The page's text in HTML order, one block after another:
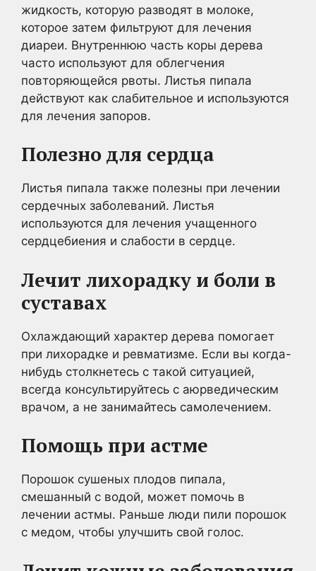
жидкость, которую разводят в молоке,
которое затем фильтруют для лечения
диареи. Внутреннюю часть коры дерева
часто используют для облегчения
повторяющейся рвоты. Листья пипала
действуют как слабительное и используются
для лечения запоров.
Полезно для сердца
Листья пипала также полезны при лечении
сердечных заболеваний. Листья
используются для лечения учащенного
сердцебиения и слабости в сердце.
Лечит лихорадку и боли в
суставах
Охлаждающий характер дерева помогает
при лихорадке и ревматизме. Если вы когда-
нибудь столкнетесь с такой ситуацией,
всегда консультируйтесь с аюрведическим
врачом, а не занимайтесь самолечением.
Помощь при астме
Порошок сушеных плодов пипала,
смешанный с водой, может помочь в
лечении астмы. Раньше люди пили порошок
с медом, чтобы улучшить свой голос.